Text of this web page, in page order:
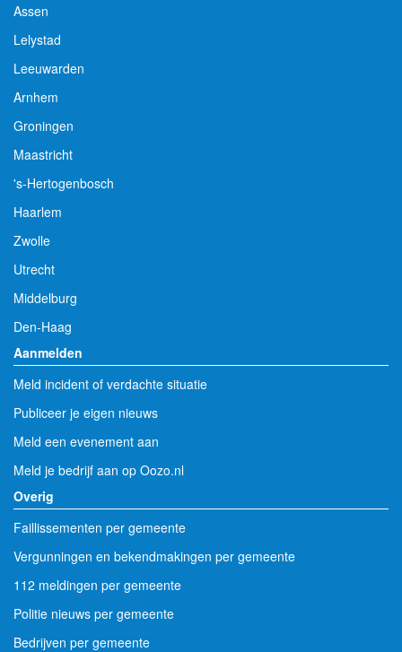
Assen
Lelystad
Leeuwarden
Arnhem
Groningen
Maastricht
's-Hertogenbosch
Haarlem
Zwolle
Utrecht
Middelburg
Den-Haag
Aanmelden
Meld incident of verdachte situatie
Publiceer je eigen nieuws
Meld een evenement aan
Meld je bedrijf aan op Oozo.nl
Overig
Faillissementen per gemeente
Vergunningen en bekendmakingen per gemeente
112 meldingen per gemeente
Politie nieuws per gemeente
Bedrijven per gemeente